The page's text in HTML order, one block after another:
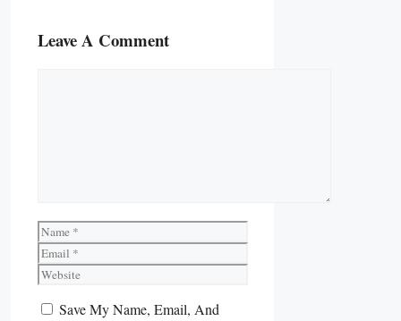
Leave A Comment
Name
Email
Website
Save My Name, Email, And